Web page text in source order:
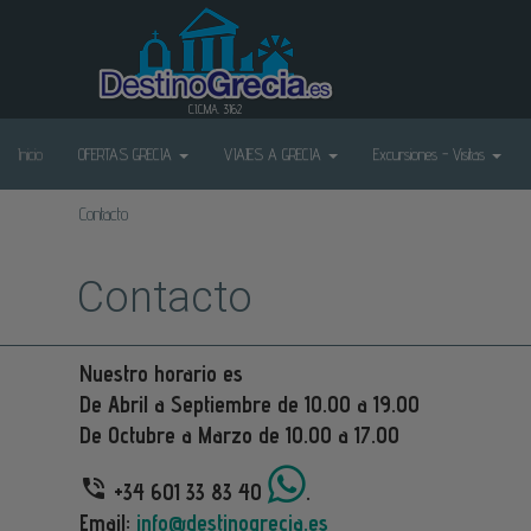
C.I.C.MA. 3162
Inicio OFERTAS GRECIA VIAJES A GRECIA Excursiones - Visitas
Contacto
Contacto
Nuestro horario es
De Abril a Septiembre de 10.00 a 19.00
De Octubre a Marzo de 10.00 a 17.00
+34 601 33 83 40
.
Email: info@destinogrecia.es